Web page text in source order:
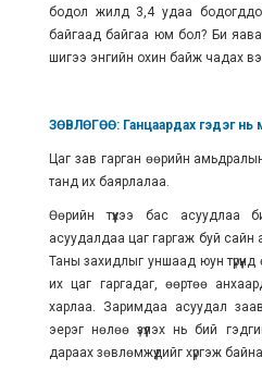
бодол жилд 3,4 удаа
байгаад байгаа юм бол? Би
шигээ энгийн охин байж чадах
ЗӨВЛӨГӨӨ: Ганцаардах гэдэг нь
Цаг зав гарган өөрийн амьдралын
танд их баярлалаа.
Өөрийн түүхээ бас асуудлаа
асуудалдаа цаг гаргаж буй сайн
Таны захидлыг уншаад юун
их цаг гаргадаг, өөртөө
харлаа. Заримдаа асуудал
эерэг нөлөө үзүүлэх нь бий
дараах зөвлөмжүүдийг хүргэж